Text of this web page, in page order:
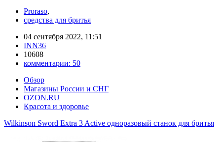
Proraso,
средства для бритья
04 сентября 2022, 11:51
INN36
10608
комментарии: 50
Обзор
Магазины России и СНГ
OZON.RU
Красота и здоровье
Wilkinson Sword Extra 3 Active одноразовый станок для бритья